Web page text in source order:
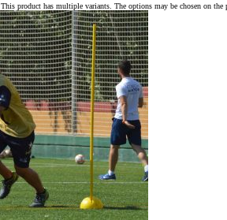
This product has multiple variants. The options may be chosen on the